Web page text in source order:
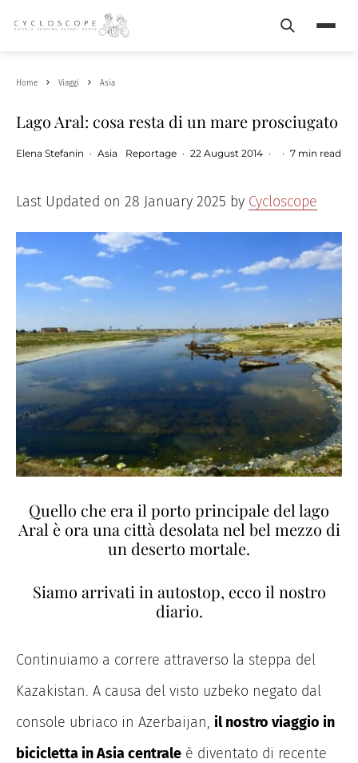
Search
Home Viaggi Asia
Lago Aral: cosa resta di un mare prosciugato
Elena Stefanin · Asia Reportage · 22 August 2014 · · 7 min read
Last Updated on 28 January 2025 by Cycloscope
Quello che era il porto principale del lago
Aral è ora una città desolata nel bel mezzo di
un deserto mortale.
Siamo arrivati in autostop, ecco il nostro
diario.
Continuiamo a correre attraverso la steppa del
Kazakistan. A causa del visto uzbeko negato dal
console ubriaco in Azerbaijan, il nostro viaggio in
bicicletta in Asia centrale è diventato di recente